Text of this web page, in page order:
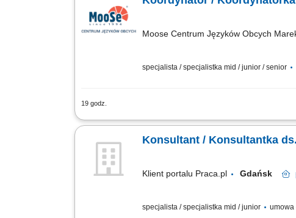
Moose Centrum Języków Obcych
specjalista / specjalistka mid / junior / senior
19 godz.
Opis stanowiska: Organizowanie i
Konsultant / Konsultantka
Klient portalu Praca.pl Gdańsk
specjalista / specjalistka mid / junior umowa